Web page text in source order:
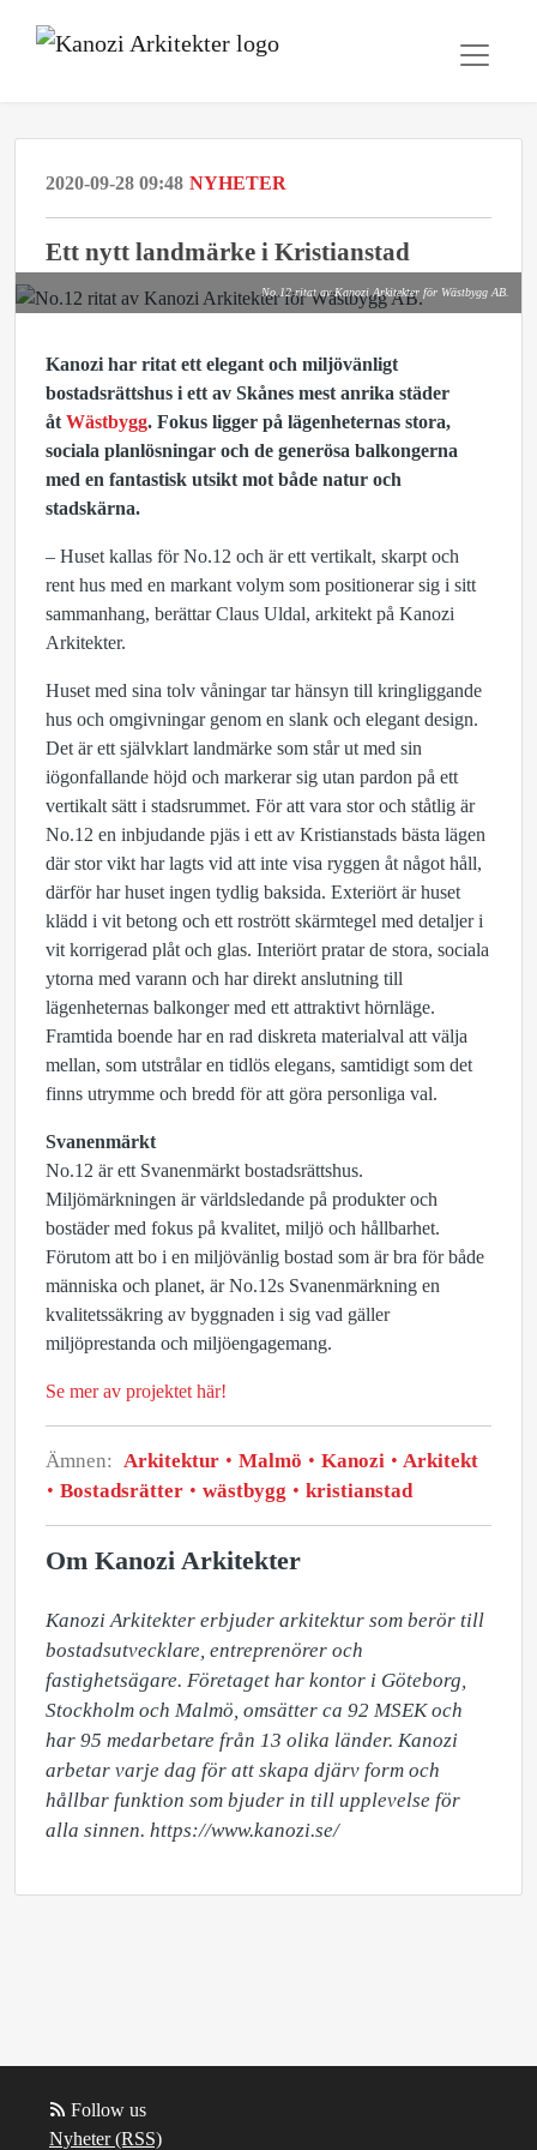
2020-09-28 09:48 NYHETER
Ett nytt landmärke i Kristianstad
No.12 ritat av Kanozi Arkitekter för Wästbygg AB.
Kanozi har ritat ett elegant och miljövänligt
bostadsrättshus i ett av Skånes mest anrika städer
åt Wästbygg. Fokus ligger på lägenheternas stora,
sociala planlösningar och de generösa balkongerna
med en fantastisk utsikt mot både natur och
stadskärna.
– Huset kallas för No.12 och är ett vertikalt, skarpt och
rent hus med en markant volym som positionerar sig i sitt
sammanhang, berättar Claus Uldal, arkitekt på Kanozi
Arkitekter.
Huset med sina tolv våningar tar hänsyn till kringliggande
hus och omgivningar genom en slank och elegant design.
Det är ett självklart landmärke som står ut med sin
iögonfallande höjd och markerar sig utan pardon på ett
vertikalt sätt i stadsrummet. För att vara stor och ståtlig är
No.12 en inbjudande pjäs i ett av Kristianstads bästa lägen
där stor vikt har lagts vid att inte visa ryggen åt något håll,
därför har huset ingen tydlig baksida. Exteriört är huset
klädd i vit betong och ett rostrött skärmtegel med detaljer i
vit korrigerad plåt och glas. Interiört pratar de stora, sociala
ytorna med varann och har direkt anslutning till
lägenheternas balkonger med ett attraktivt hörnläge.
Framtida boende har en rad diskreta materialval att välja
mellan, som utstrålar en tidlös elegans, samtidigt som det
finns utrymme och bredd för att göra personliga val.
Svanenmärkt
No.12 är ett Svanenmärkt bostadsrättshus.
Miljömärkningen är världsledande på produkter och
bostäder med fokus på kvalitet, miljö och hållbarhet.
Förutom att bo i en miljövänlig bostad som är bra för både
människa och planet, är No.12s Svanenmärkning en
kvalitetssäkring av byggnaden i sig vad gäller
miljöprestanda och miljöengagemang.
Se mer av projektet här!
Ämnen: Arkitektur Malmö Kanozi
Arkitekt
Bostadsrätter
wästbygg kristianstad
Om Kanozi Arkitekter
Kanozi Arkitekter erbjuder arkitektur som berör till
bostadsutvecklare, entreprenörer och
fastighetsägare. Företaget har kontor i Göteborg,
Stockholm och Malmö, omsätter ca 92 MSEK och
har 95 medarbetare från 13 olika länder. Kanozi
arbetar varje dag för att skapa djärv form och
hållbar funktion som bjuder in till upplevelse för
alla sinnen. https://www.kanozi.se/
Follow us
Nyheter (RSS)